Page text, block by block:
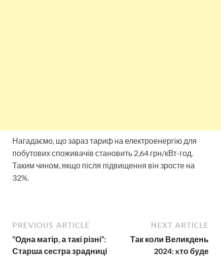
Нагадаємо, що зараз тариф на електроенергію для
побутових споживачів становить 2,64 грн/кВт-год.
Таким чином, якщо після підвищення він зросте на
32%.
PREVIOUS ARTICLE
“Одна матір, а такі різні”:
Старша сестра зрадниці
NEXT ARTICLE
Так коли Великдень
2024: xто буде